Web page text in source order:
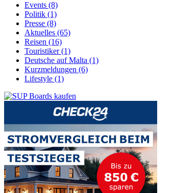
Events (8)
Politik (1)
Presse (8)
Aktuelles (65)
Reisen (16)
Touristiker (1)
Deutsche auf Malta (1)
Kurzmeldungen (6)
Lifestyle (1)